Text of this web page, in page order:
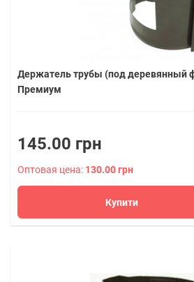
Держатель трубы (под деревянный
Премиум
145.00 грн
Оптовая цена: 130.00 грн
Купити